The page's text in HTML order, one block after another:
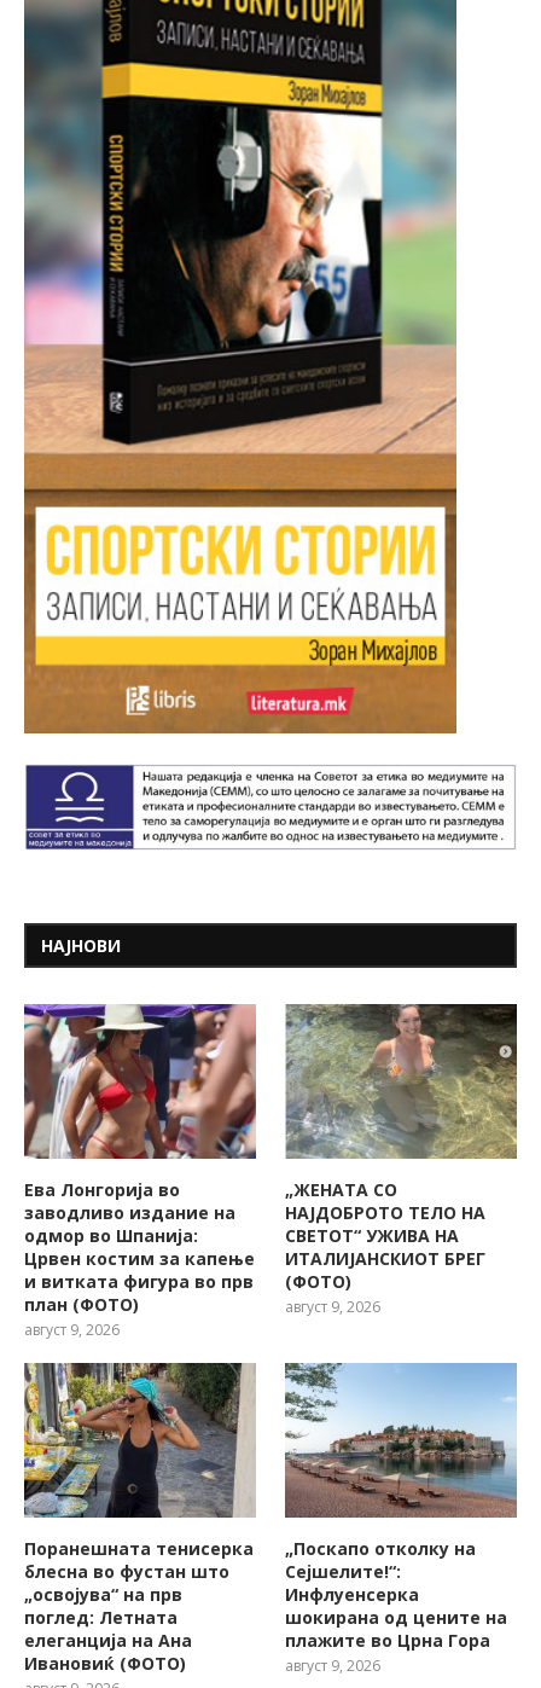
НАЈНОВИ
Ева Лонгорија во
заводливо издание на
одмор во Шпанија:
Црвен костим за капење
и витката фигура во прв
план (ФОТО)
август 9, 2026
„ЖЕНАТА СО
НАЈДОБРОТО ТЕЛО НА
СВЕТОТ“ УЖИВА НА
ИТАЛИЈАНСКИОТ БРЕГ
(ФОТО)
август 9, 2026
Поранешната тенисерка
блесна во фустан што
„освојува“ на прв
поглед: Летната
елеганција на Ана
Ивановиќ (ФОТО)
„Поскапо отколку на
Сејшелите!“:
Инфлуенсерка
шокирана од цените на
плажите во Црна Гора
август 9, 2026